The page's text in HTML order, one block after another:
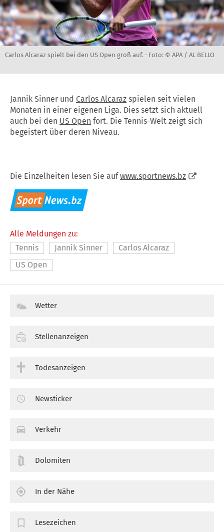
Carlos Alcaraz spielt bei den US Open groß auf. - Foto: © APA / AL BELLO
Jannik Sinner und Carlos Alcaraz spielen seit vielen
Monaten in einer eigenen Liga. Dies setzt sich aktuell
auch bei den US Open fort. Die Tennis-Welt zeigt sich
begeistert über deren Niveau.
Die Einzelheiten lesen Sie aufwww.sportnews.bz
Alle Meldungen zu:
Tennis
Jannik Sinner
Carlos Alcaraz
US Open
Wetter
Stellenanzeigen
Todesanzeigen
Newsticker
Verkehr
Dolomiten
In der Nähe
Lesezeichen